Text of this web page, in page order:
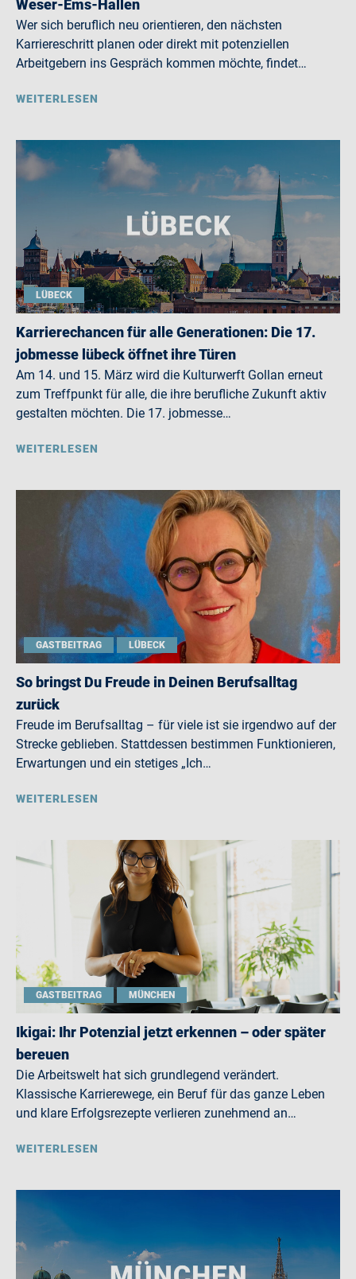
Weser-Ems-Hallen
Wer sich beruflich neu orientieren, den nächsten
Karriereschritt planen oder direkt mit potenziellen
Arbeitgebern ins Gespräch kommen möchte, findet…
WEITERLESEN
LÜBECK
Karrierechancen für alle Generationen: Die 17.
jobmesse lübeck öffnet ihre Türen
Am 14. und 15. März wird die Kulturwerft Gollan erneut
zum Treffpunkt für alle, die ihre berufliche Zukunft aktiv
gestalten möchten. Die 17. jobmesse…
WEITERLESEN
GASTBEITRAG LÜBECK
So bringst Du Freude in Deinen Berufsalltag
zurück
Freude im Berufsalltag – für viele ist sie irgendwo auf der
Strecke geblieben. Stattdessen bestimmen Funktionieren,
Erwartungen und ein stetiges „Ich…
WEITERLESEN
GASTBEITRAG MÜNCHEN
Ikigai: Ihr Potenzial jetzt erkennen – oder später
bereuen
Die Arbeitswelt hat sich grundlegend verändert.
Klassische Karrierewege, ein Beruf für das ganze Leben
und klare Erfolgsrezepte verlieren zunehmend an…
WEITERLESEN